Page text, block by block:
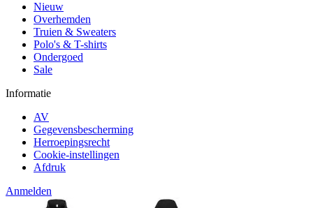
Nieuw
Overhemden
Truien & Sweaters
Polo's & T-shirts
Ondergoed
Sale
Informatie
AV
Gegevensbescherming
Herroepingsrecht
Cookie-instellingen
Afdruk
Anmelden